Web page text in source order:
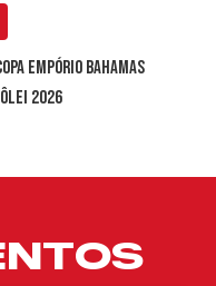
Empório Bahamas
2026